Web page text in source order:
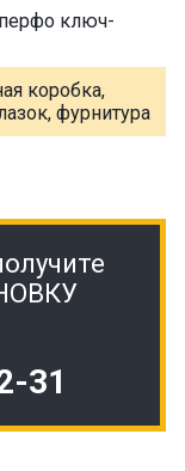
ключ-
коробка,
фурнитура
31